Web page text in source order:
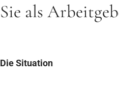
Sie als
Die Situation